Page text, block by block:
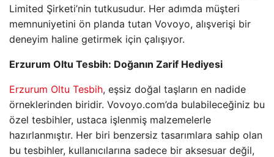
Limited Şirketi’nin tutkusudur. Her adımda müşteri
memnuniyetini ön planda tutan Vovoyo, alışverişi bir
deneyim haline getirmek için çalışıyor.
Erzurum Oltu Tesbih: Doğanın Zarif Hediyesi
Erzurum Oltu Tesbih, eşsiz doğal taşların en nadide
örneklerinden biridir. Vovoyo.com’da bulabileceğiniz bu
özel tesbihler, ustaca işlenmiş malzemelerle
hazırlanmıştır. Her biri benzersiz tasarımlara sahip olan
bu tesbihler, kullanıcılarına sadece bir aksesuar değil,